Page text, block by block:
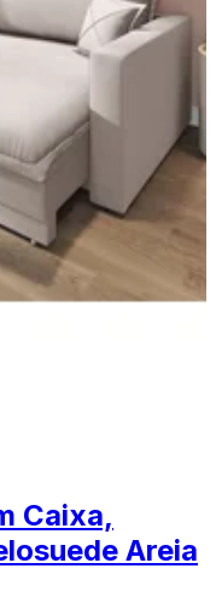
Caixa,
Areia